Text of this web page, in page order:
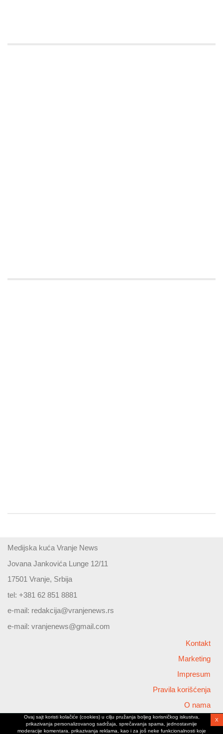
Medijska kuća Vranje News
Jovana Jankovića Lunge 12/11
17501 Vranje, Srbija
tel: +381 62 851 8881
e-mail: redakcija@vranjenews.rs
e-mail: vranjenews@gmail.com
Kontakt
Marketing
Impresum
Pravila korišćenja
O nama
Copyright © 2026 Vranjenews
All rights reserved
Ovaj sajt koristi kolačiće (cookies) u cilju pružanja boljeg korisničkog iskustva,
prikazivanja personalizovanog sadržaja, sprečavanja spama, jednostavnije
moderacije komentara, prikazivanja reklama, kao i za još neke funkcionalnosti koje
X